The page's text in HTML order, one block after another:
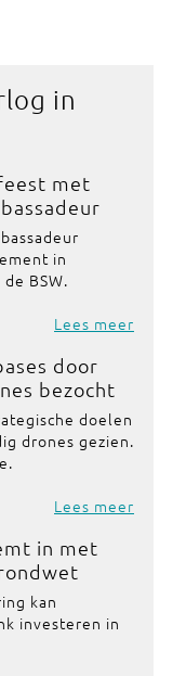
in
met
in
BSW.
Lees meer
door
bezocht
doelen
drones gezien.
Lees meer
in met
kan
investeren in